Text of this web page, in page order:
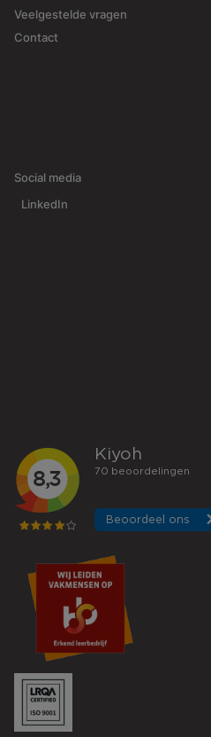
Veelgestelde vragen
Contact
Social media
LinkedIn